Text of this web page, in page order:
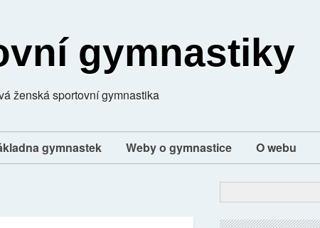
gymnastiky
ženská sportovní gymnastika
gymnastek Weby o gymnastice O webu